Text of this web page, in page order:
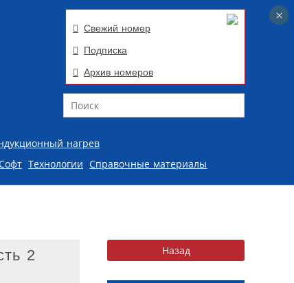
Свежий номер
Подписка
Архив номеров
Поиск
нагрев
Технологии Справочные материалы
2
×
×